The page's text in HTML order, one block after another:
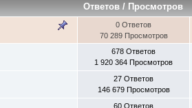
Ответов /Просмотров
0 Ответов
70 289 Просмотров
678 Ответов
1 920 364 Просмотров
27 Ответов
146 679 Просмотров
60 Ответов